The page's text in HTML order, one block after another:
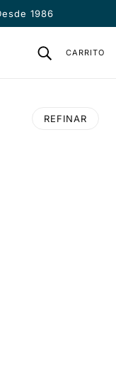
1986
CARRITO
REFINAR